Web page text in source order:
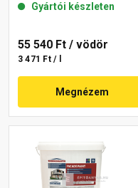
Gyártói készleten
55 540 Ft / vödör
3 471 Ft / l
Megnézem